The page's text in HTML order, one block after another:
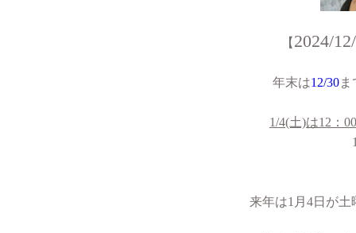
【 2024/
年末は12/30
1/4(土)は12：
来年は1月4日が土